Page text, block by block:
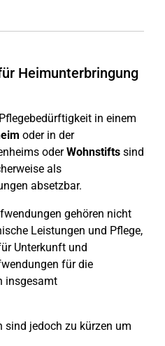
Heimunterbringung
in einem
oder in der
oderWohnstifts sind
als
absetzbar.
gehören nicht
Leistungen und Pflege,
Unterkunft und
für die
insgesamt
sind jedoch zu kürzen um